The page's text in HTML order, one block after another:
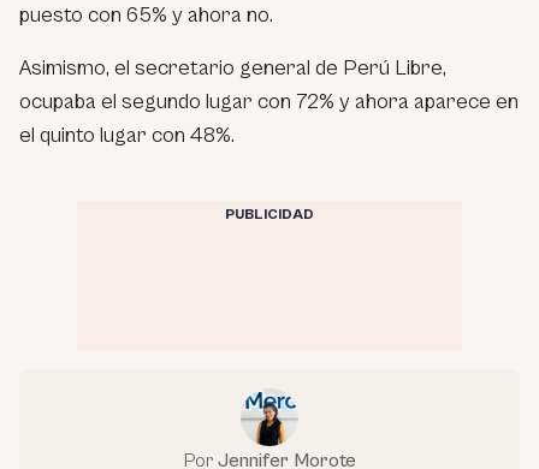
puesto con 65% y ahora no.
Asimismo, el secretario general de Perú Libre,
ocupaba el segundo lugar con 72% y ahora aparece en
el quinto lugar con 48%.
PUBLICIDAD
Por Jennifer Morote